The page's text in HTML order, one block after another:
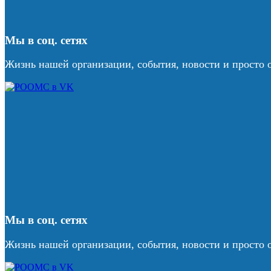
Мы в соц. сетях
Жизнь нашей организации, события, новости и просто
Мы в соц. сетях
Жизнь нашей организации, события, новости и просто